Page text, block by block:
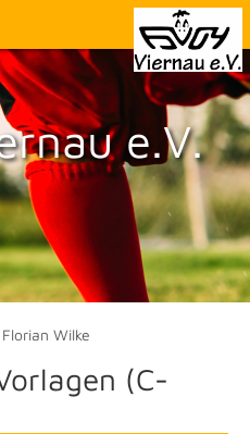
e.V.
Florian Wilke
(C-